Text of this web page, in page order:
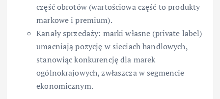
część obrotów (wartościowa część to produkty
markowe i premium).
Kanały sprzedaży: marki własne (private label)
umacniają pozycję w sieciach handlowych,
stanowiąc konkurencję dla marek
ogólnokrajowych, zwłaszcza w segmencie
ekonomicznym.